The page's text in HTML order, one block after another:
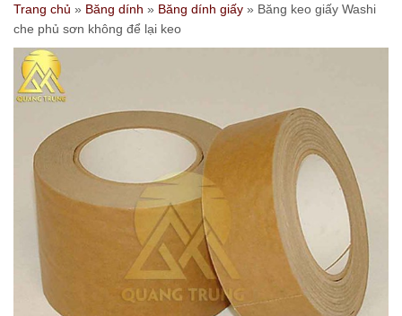
Trang chủ » Băng dính » Băng dính giấy » Băng keo giấy Washi
che phủ sơn không để lại keo